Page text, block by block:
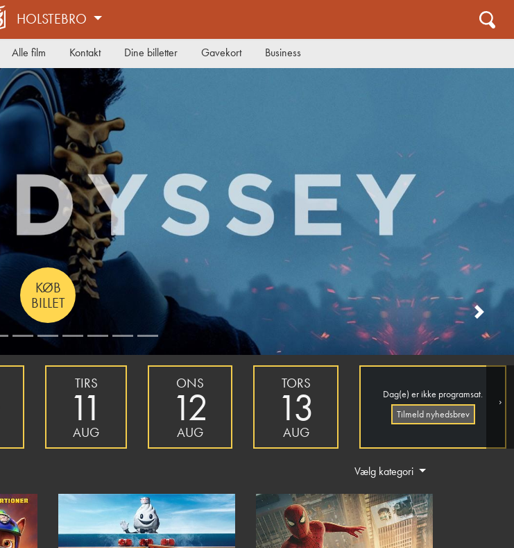
HOLSTEBRO
Alle film Kontakt Dine billetter Gavekort Business
KØB
BILLET
Next
TIRS
11
AUG
ONS
12
AUG
TORS
13
AUG
Dag(e) er ikke programsat.
Tilmeld nyhedsbrev
›
Vælg kategori